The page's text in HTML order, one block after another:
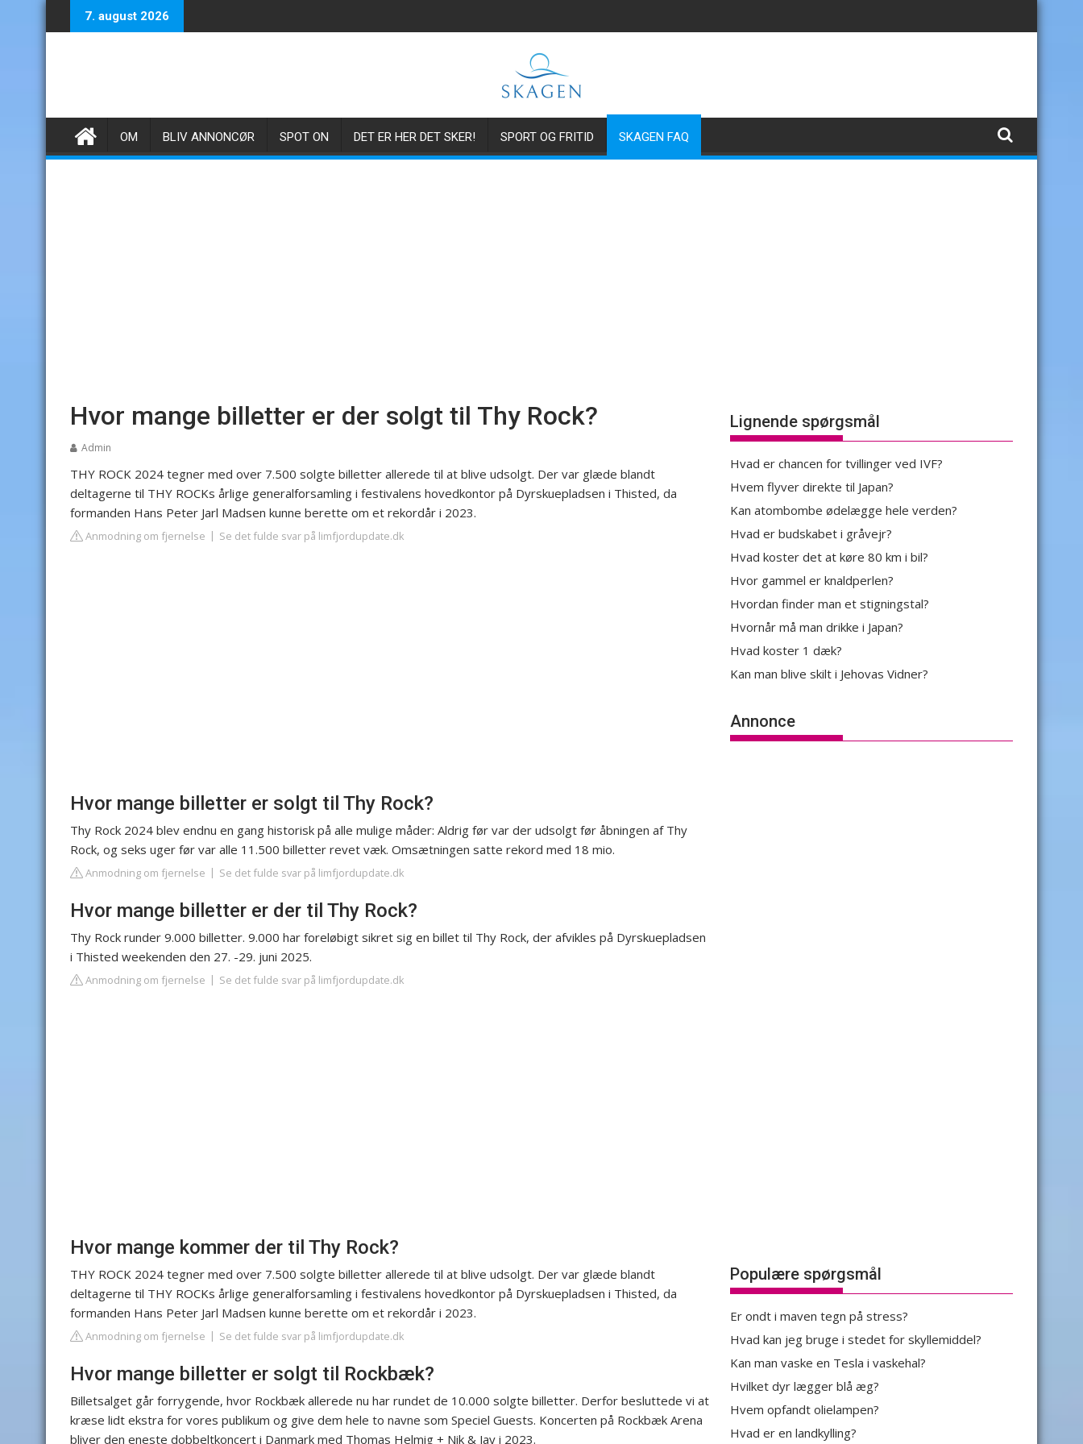
to
7. august 2026
OM BLIV ANNONCØR SPOT ON DET ER HER DET SKER! SPORT OG FRITID SKAGEN FAQ
Hvor mange billetter er der solgt til Thy Rock?
Admin
THY ROCK 2024 tegner med over 7.500 solgte billetter allerede til at blive udsolgt. Der var glæde blandt
deltagerne til THY ROCKs årlige generalforsamling i festivalens hovedkontor på Dyrskuepladsen i Thisted, da
formanden Hans Peter Jarl Madsen kunne berette om et rekordår i 2023.
Anmodning om fjernelse Se det fulde svar på limfjordupdate.dk
Hvor mange billetter er solgt til Thy Rock?
Thy Rock 2024 blev endnu en gang historisk på alle mulige måder: Aldrig før var der udsolgt før åbningen af Thy
Rock, og seks uger før var alle 11.500 billetter revet væk. Omsætningen satte rekord med 18 mio.
Anmodning om fjernelse Se det fulde svar på limfjordupdate.dk
Hvor mange billetter er der til Thy Rock?
Thy Rock runder 9.000 billetter. 9.000 har foreløbigt sikret sig en billet til Thy Rock, der afvikles på Dyrskuepladsen
i Thisted weekenden den 27. -29. juni 2025.
Anmodning om fjernelse Se det fulde svar på limfjordupdate.dk
Hvor mange kommer der til Thy Rock?
THY ROCK 2024 tegner med over 7.500 solgte billetter allerede til at blive udsolgt. Der var glæde blandt
deltagerne til THY ROCKs årlige generalforsamling i festivalens hovedkontor på Dyrskuepladsen i Thisted, da
formanden Hans Peter Jarl Madsen kunne berette om et rekordår i 2023.
Anmodning om fjernelse Se det fulde svar på limfjordupdate.dk
Hvor mange billetter er solgt til Rockbæk?
Billetsalget går forrygende, hvor Rockbæk allerede nu har rundet de 10.000 solgte billetter. Derfor besluttede vi at
kræse lidt ekstra for vores publikum og give dem hele to navne som Speciel Guests. Koncerten på Rockbæk Arena
bliver den eneste dobbeltkoncert i Danmark med Thomas Helmig + Nik & Jay i 2023.
Lignende spørgsmål
Hvad er chancen for tvillinger ved IVF?
Hvem flyver direkte til Japan?
Kan atombombe ødelægge hele verden?
Hvad er budskabet i gråvejr?
Hvad koster det at køre 80 km i bil?
Hvor gammel er knaldperlen?
Hvordan finder man et stigningstal?
Hvornår må man drikke i Japan?
Hvad koster 1 dæk?
Kan man blive skilt i Jehovas Vidner?
Annonce
Populære spørgsmål
Er ondt i maven tegn på stress?
Hvad kan jeg bruge i stedet for skyllemiddel?
Kan man vaske en Tesla i vaskehal?
Hvilket dyr lægger blå æg?
Hvem opfandt olielampen?
Hvad er en landkylling?